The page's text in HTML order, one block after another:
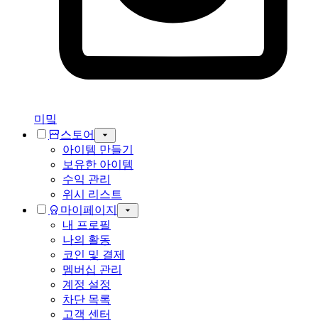
미밐
스토어
아이템 만들기
보유한 아이템
수익 관리
위시 리스트
마이페이지
내 프로필
나의 활동
코인 및 결제
멤버십 관리
계정 설정
차단 목록
고객 센터